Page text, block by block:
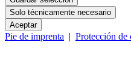
Solo técnicamente necesario
Aceptar
Pie de imprenta | Protección de